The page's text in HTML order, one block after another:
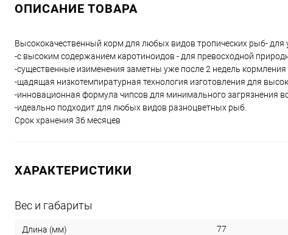
ОПИСАНИЕ ТОВАРА
Высококачественный корм для любых видов тропических рыб- для
-с высоким содержанием каротиноидов - для превосходной
-существенные изименения заметны уже после 2 недель кормления
-щадящая низкотемпиратурная технология изготовления для
-инновационная формула чипсов для минимального загрязнения
-идеально подходит для любых видов разноцветных рыб.
Срок хранения 36 месяцев
ХАРАКТЕРИСТИКИ
Вес и габариты
Длина (мм) 77